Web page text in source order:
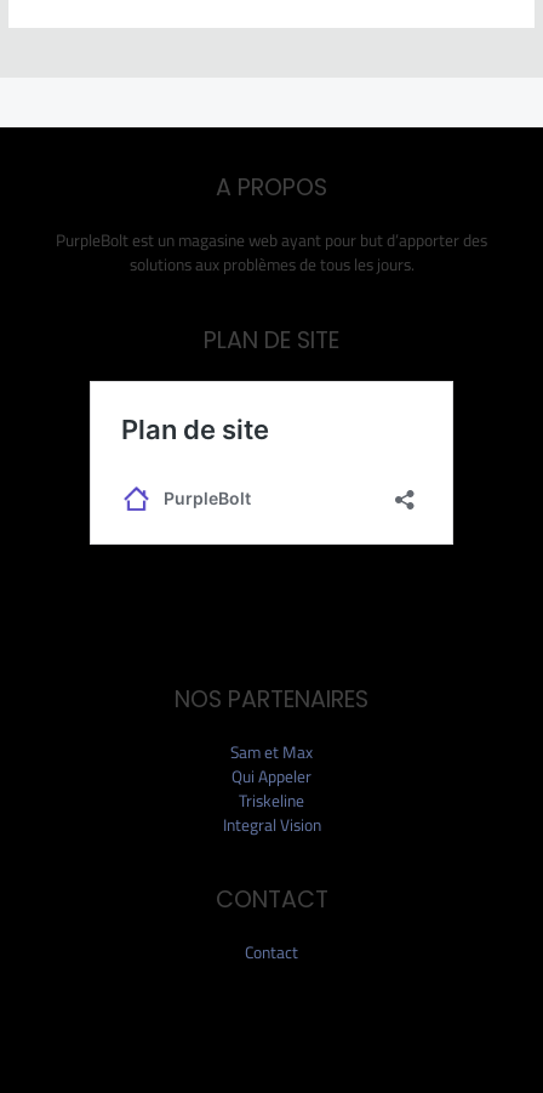
A PROPOS
PurpleBolt est un magasine web ayant pour but d’apporter des
solutions aux problèmes de tous les jours.
PLAN DE SITE
NOS PARTENAIRES
Sam et Max
Qui Appeler
Triskeline
Integral Vision
CONTACT
Contact